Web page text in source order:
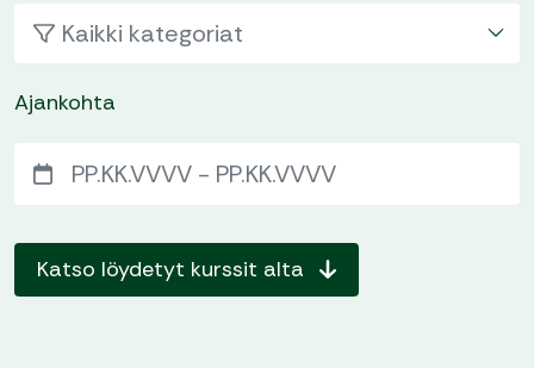
Kaikki kategoriat
Ajankohta
Katso löydetyt kurssit alta